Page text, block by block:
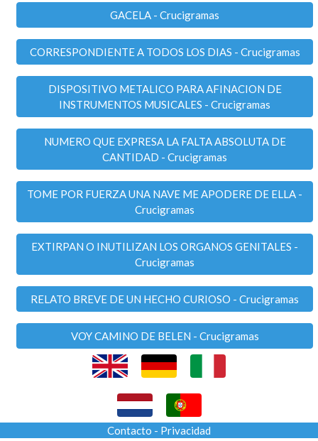
GACELA - Crucigramas
CORRESPONDIENTE A TODOS LOS DIAS - Crucigramas
DISPOSITIVO METALICO PARA AFINACION DE
INSTRUMENTOS MUSICALES - Crucigramas
NUMERO QUE EXPRESA LA FALTA ABSOLUTA DE
CANTIDAD - Crucigramas
TOME POR FUERZA UNA NAVE ME APODERE DE ELLA -
Crucigramas
EXTIRPAN O INUTILIZAN LOS ORGANOS GENITALES -
Crucigramas
RELATO BREVE DE UN HECHO CURIOSO - Crucigramas
VOY CAMINO DE BELEN - Crucigramas
Contacto - Privacidad